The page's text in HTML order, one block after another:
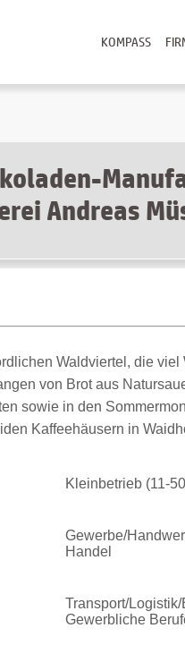
KOMPASS
Andreas
Waldviertel, die viel
von Brot aus
sowie in den
Kaffeehäusern in
Kleinbetrieb (11-
Gewerbe/
Handel
Transport/
Gewerbliche